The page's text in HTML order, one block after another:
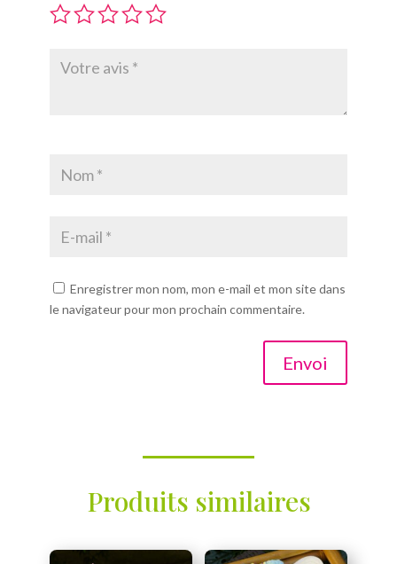
Enregistrer mon nom, mon e-mail et mon site dans
le navigateur pour mon prochain commentaire.
Envoi
Produits similaires